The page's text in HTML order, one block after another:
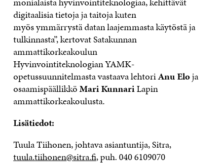
digitaalisia tietoja ja taitoja kuten
myös ymmärrystä datan laajemmasta käytöstä ja
tulkinnasta”, kertovat Satakunnan
ammattikorkeakoulun
Hyvinvointiteknologian YAMK-
opetussuunnitelmasta vastaava lehtoriAnu Eloja
osaamispäällikköMari KunnariLapin
ammattikorkeakoulusta.
Lisätiedot:
Tuula Tiihonen, johtava asiantuntija, Sitra,
tuula.tiihonen@sitra.fi, puh. 040 6109070